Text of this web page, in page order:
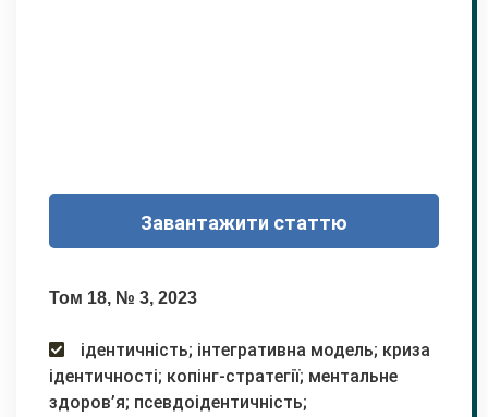
Завантажити статтю
Том 18, № 3, 2023
ідентичність; інтегративна модель; криза
ідентичності; копінг-стратегії; ментальне
здоров’я; псевдоідентичність;